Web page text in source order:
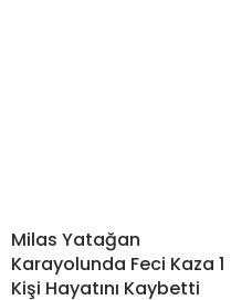
Milas Yatağan
Karayolunda Feci Kaza 1
Kişi Hayatını Kaybetti